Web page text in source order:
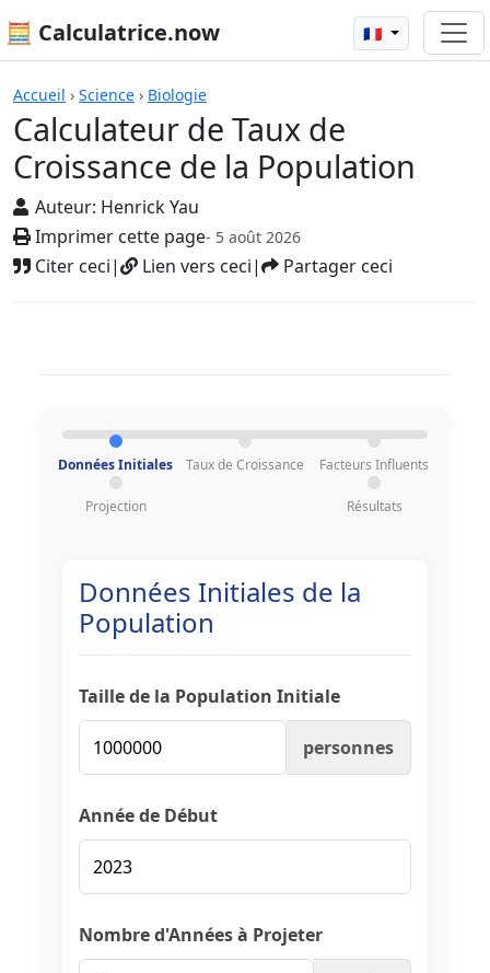
🧮 Calculatrice.now 🇫🇷
Accueil › Science › Biologie
Calculateur de Taux de
Croissance de la Population
Auteur: Henrick Yau
Imprimer cette page- 5 août 2026
Citer ceci| Lien vers ceci| Partager ceci
Calculatrices
Données Initiales Taux de Croissance Facteurs Influents
Projection Résultats
Données Initiales de la
Population
Taille de la Population Initiale
personnes
Année de Début
Nombre d'Années à Projeter